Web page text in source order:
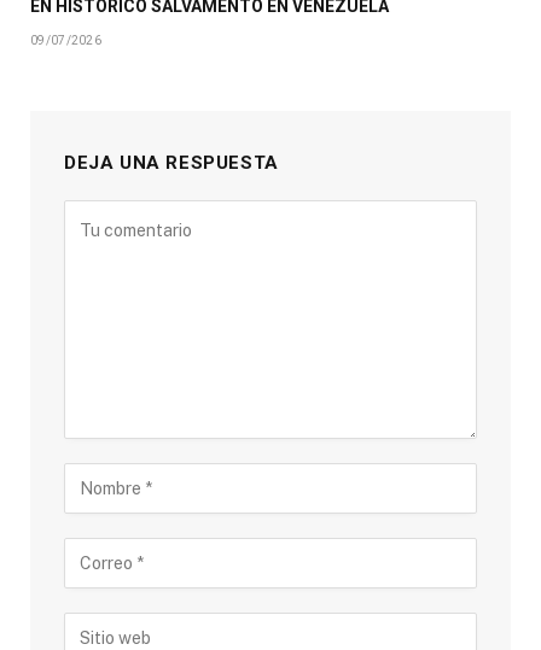
EN HISTÓRICO SALVAMENTO EN VENEZUELA
09/07/2026
DEJA UNA RESPUESTA